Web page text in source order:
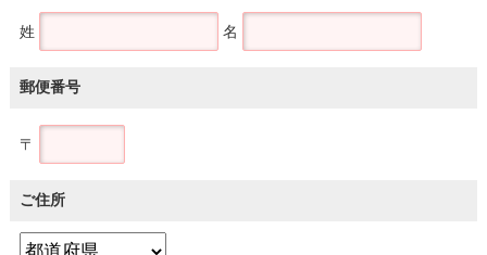
姓 名
郵便番号
〒
ご住所